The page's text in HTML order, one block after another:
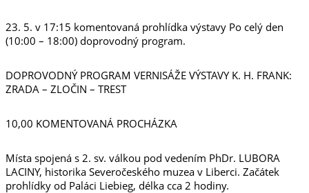
23. 5. v 17:15 komentovaná prohlídka výstavy Po celý den
(10:00 – 18:00) doprovodný program.
DOPROVODNÝ PROGRAM VERNISÁŽE VÝSTAVY K. H. FRANK:
ZRADA – ZLOČIN – TREST
10,00 KOMENTOVANÁ PROCHÁZKA
Místa spojená s 2. sv. válkou pod vedením PhDr. LUBORA
LACINY, historika Severočeského muzea v Liberci. Začátek
prohlídky od Paláci Liebieg, délka cca 2 hodiny.